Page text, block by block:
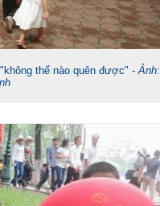
thể nào quên được" - Ảnh: